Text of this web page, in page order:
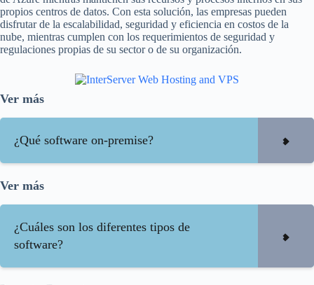
propios centros de datos. Con esta solución, las empresas pueden
disfrutar de la escalabilidad, seguridad y eficiencia en costos de la
nube, mientras cumplen con los requerimientos de seguridad y
regulaciones propias de su sector o de su organización.
Ver más
¿Qué software on-premise?
Ver más
¿Cuáles son los diferentes tipos de
software?